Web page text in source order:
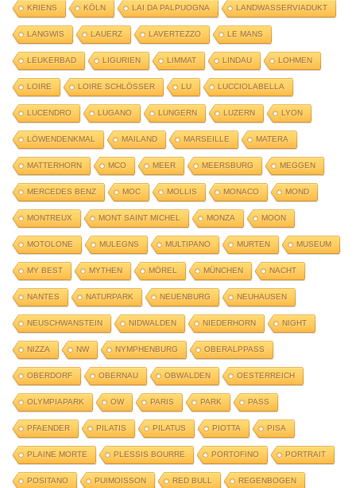
KRIENS KÖLN LAI DA PALPUOGNA LANDWASSERVIADUKT
LANGWIS LAUERZ LAVERTEZZO LE MANS
LEUKERBAD LIGURIEN LIMMAT LINDAU LOHMEN
LOIRE LOIRE SCHLÖSSER LU LUCCIOLABELLA
LUCENDRO LUGANO LUNGERN LUZERN LYON
LÖWENDENKMAL MAILAND MARSEILLE MATERA
MATTERHORN MCO MEER MEERSBURG MEGGEN
MERCEDES BENZ MOC MOLLIS MONACO MOND
MONTREUX MONT SAINT MICHEL MONZA MOON
MOTOLONE MULEGNS MULTIPANO MURTEN MUSEUM
MY BEST MYTHEN MÖREL MÜNCHEN NACHT
NANTES NATURPARK NEUENBURG NEUHAUSEN
NEUSCHWANSTEIN NIDWALDEN NIEDERHORN NIGHT
NIZZA NW NYMPHENBURG OBERALPPASS
OBERDORF OBERNAU OBWALDEN OESTERREICH
OLYMPIAPARK OW PARIS PARK PASS
PFAENDER PILATIS PILATUS PIOTTA PISA
PLAINE MORTE PLESSIS BOURRE PORTOFINO PORTRAIT
POSITANO PUIMOISSON RED BULL REGENBOGEN